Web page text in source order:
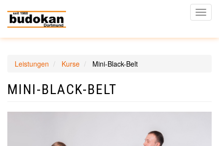
DirektLeistungen Kurse Mini-Black-Belt
MINI-BLACK-BELT